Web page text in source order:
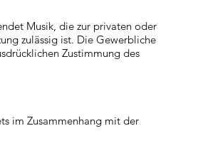
Musik, die zur privaten oder
zulässig ist. Die Gewerbliche
Zustimmung des
im Zusammenhang mit der